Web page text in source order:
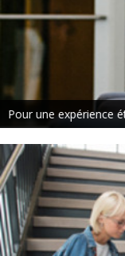
étudiante unique!